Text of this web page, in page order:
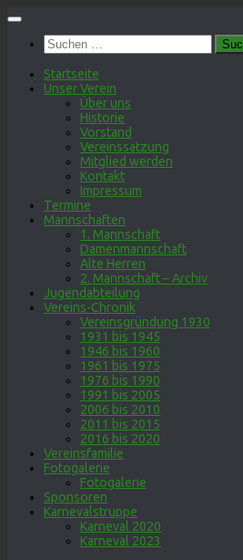
Zum
springenSuchen
nach:
Startseite
Unser Verein
Über uns
Historie
Vorstand
Vereinssatzung
Mitglied werden
Kontakt
Impressum
Termine
Mannschaften
1. Mannschaft
Damenmannschaft
Alte Herren
2. Mannschaft – Archiv
Jugendabteilung
Vereins-Chronik
Vereinsgründung 1930
1931 bis 1945
1946 bis 1960
1961 bis 1975
1976 bis 1990
1991 bis 2005
2006 bis 2010
2011 bis 2015
2016 bis 2020
Vereinsfamilie
Fotogalerie
Fotogalerie
Sponsoren
Karnevalstruppe
Karneval 2020
Karneval 2023